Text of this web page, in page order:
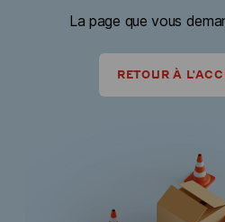
La page que vous
RETOUR À